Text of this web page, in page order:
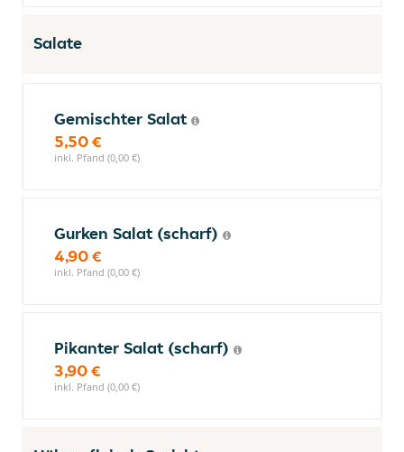
Salate
Gemischter Salat
5,50 €
inkl. Pfand (0,00 €)
Gurken Salat (scharf)
4,90 €
inkl. Pfand (0,00 €)
Pikanter Salat (scharf)
3,90 €
inkl. Pfand (0,00 €)